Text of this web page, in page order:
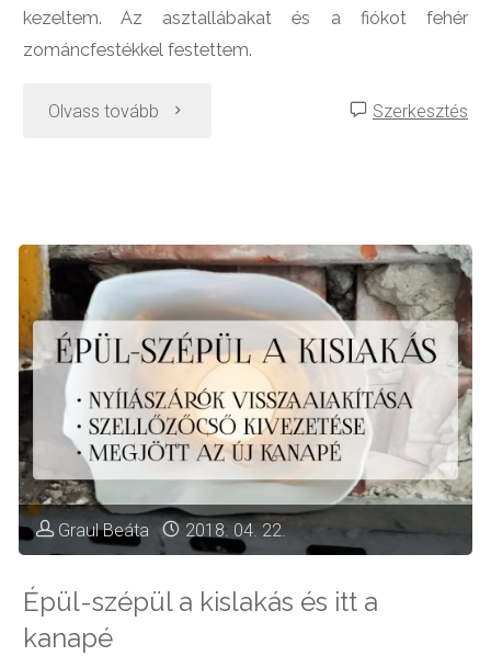
kezeltem. Az asztallábakat és a fiókot fehér
zománcfestékkel festettem.
Olvass tovább "Fiókos Szerkesztés
Graul Beáta 2018. 04. 22.
Épül-szépül a kislakás és itt a
kanapé